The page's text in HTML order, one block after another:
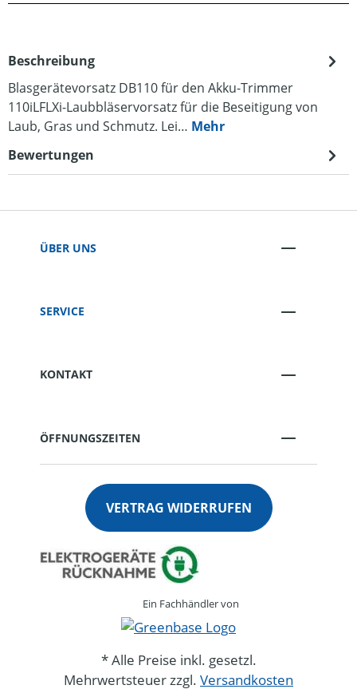
Beschreibung
Blasgerätevorsatz DB110 für den Akku-Trimmer
110iLFLXi-Laubbläservorsatz für die Beseitigung von
Laub, Gras und Schmutz. Lei… Mehr
Bewertungen
ÜBER UNS
SERVICE
KONTAKT
ÖFFNUNGSZEITEN
VERTRAG WIDERRUFEN
Ein Fachhändler von
* Alle Preise inkl. gesetzl.
Mehrwertsteuer zzgl. Versandkosten